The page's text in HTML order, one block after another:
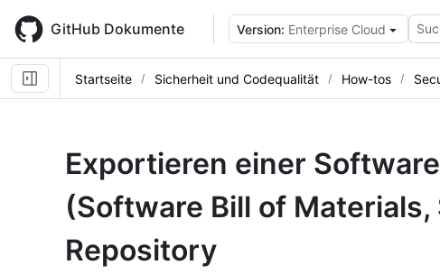
main
content
GitHub Dokumente Version: Enterprise Cloud
Startseite Sicherheit und Codequalität How-tos
Exportieren einer
(Software Bill of Materials,
Repository